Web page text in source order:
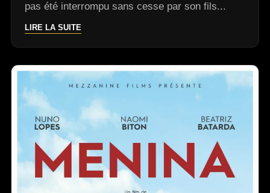
pas été interrompu sans cesse par son fils...
LIRE LA SUITE